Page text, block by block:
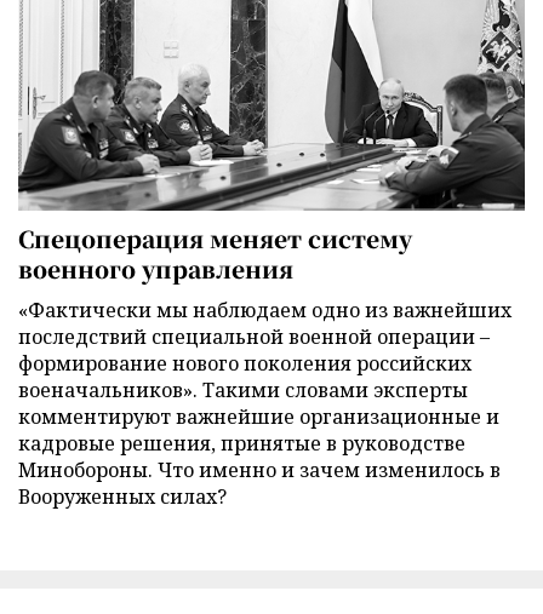
Спецоперация меняет систему
военного управления
«Фактически мы наблюдаем одно из важнейших
последствий специальной военной операции –
формирование нового поколения российских
военачальников». Такими словами эксперты
комментируют важнейшие организационные и
кадровые решения, принятые в руководстве
Минобороны. Что именно и зачем изменилось в
Вооруженных силах?